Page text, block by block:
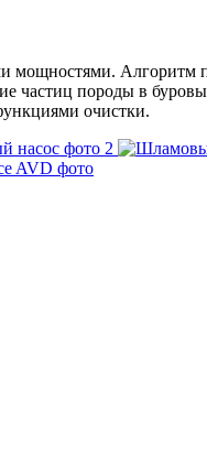
мощностями. Алгоритм
частиц породы в
очистки.